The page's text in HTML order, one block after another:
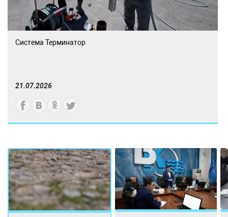
Система Терминатор
21.07.2026